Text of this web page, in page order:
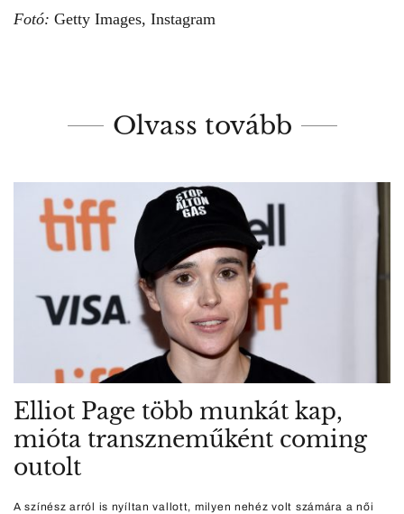
Fotó: Getty Images, Instagram
Olvass tovább
Elliot Page több munkát kap,
mióta transzneműként coming
outolt
A színész arról is nyíltan vallott, milyen nehéz volt számára a női